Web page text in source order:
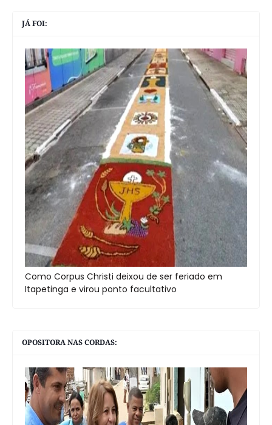
JÁ FOI:
Como Corpus Christi deixou de ser feriado em
Itapetinga e virou ponto facultativo
OPOSITORA NAS CORDAS: